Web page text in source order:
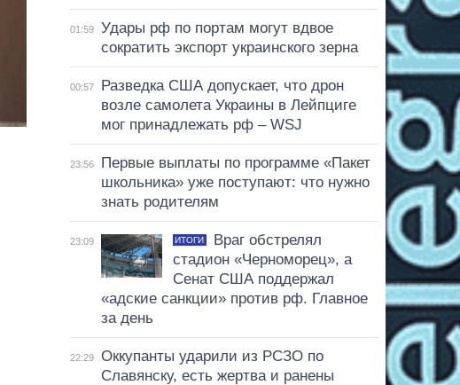
01:59
Удары рф по портам могут вдвое
сократить экспорт украинского зерна
00:57
Разведка США допускает, что дрон
возле самолета Украины в Лейпциге
мог принадлежать рф – WSJ
23:56
Первые выплаты по программе «Пакет
школьника» уже поступают: что нужно
знать родителям
23:09 ИТОГИ
Враг обстрелял
стадион «Черноморец», а
Сенат США поддержал
«адские санкции» против рф. Главное
за день
22:29
Оккупанты ударили из РСЗО по
Славянску, есть жертва и ранены